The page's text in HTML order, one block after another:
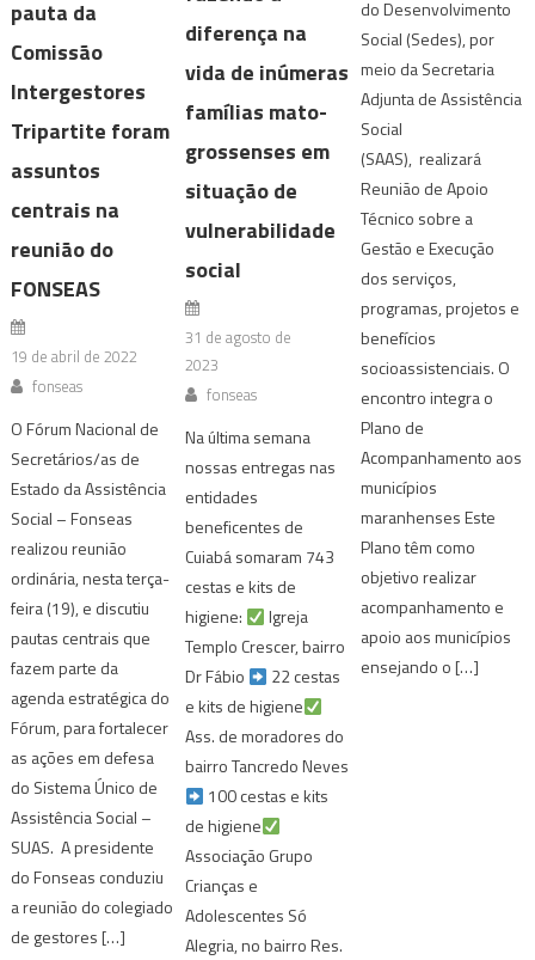
pauta da
Comissão
Intergestores
Tripartite foram
assuntos
centrais na
reunião do
FONSEAS
19 de abril de 2022
fonseas
O Fórum Nacional de
Secretários/as de
Estado da Assistência
Social – Fonseas
realizou reunião
ordinária, nesta terça-
feira (19), e discutiu
pautas centrais que
fazem parte da
agenda estratégica do
Fórum, para fortalecer
as ações em defesa
do Sistema Único de
Assistência Social –
SUAS. A presidente
do Fonseas conduziu
a reunião do colegiado
de gestores […]
diferença na
vida de inúmeras
famílias mato-
grossenses em
situação de
vulnerabilidade
social
31 de agosto de
2023
fonseas
Na última semana
nossas entregas nas
entidades
beneficentes de
Cuiabá somaram 743
cestas e kits de
higiene:
Igreja
Templo Crescer, bairro
Dr Fábio
22 cestas
e kits de higiene
Ass. de moradores do
bairro Tancredo Neves
100 cestas e kits
de higiene
Associação Grupo
Crianças e
Adolescentes Só
Alegria, no bairro Res.
do Desenvolvimento
Social (Sedes), por
meio da Secretaria
Adjunta de Assistência
Social
(SAAS), realizará
Reunião de Apoio
Técnico sobre a
Gestão e Execução
dos serviços,
programas, projetos e
benefícios
socioassistenciais. O
encontro integra o
Plano de
Acompanhamento aos
municípios
maranhenses Este
Plano têm como
objetivo realizar
acompanhamento e
apoio aos municípios
ensejando o […]